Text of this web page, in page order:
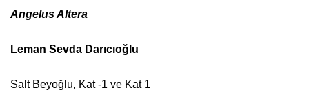
Angelus Altera
Leman Sevda Darıcıoğlu
Salt Beyoğlu, Kat -1 ve Kat 1